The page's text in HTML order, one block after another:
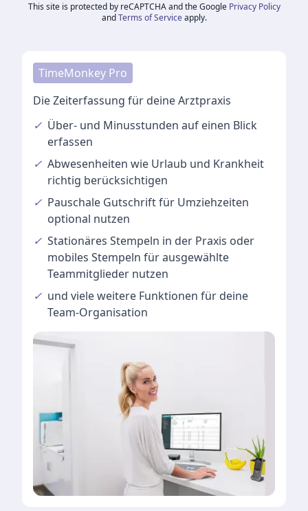
This site is protected by reCAPTCHA and the Google Privacy Policy
and Terms of Service apply.
TimeMonkey Pro
Die Zeiterfassung für deine Arztpraxis
✓ Über- und Minusstunden auf einen Blick
erfassen
✓ Abwesenheiten wie Urlaub und Krankheit
richtig berücksichtigen
✓ Pauschale Gutschriftfür Umziehzeiten
optional nutzen
✓ Stationäres Stempeln in der Praxis oder
mobiles Stempeln für ausgewählte
Teammitglieder nutzen
✓ und vieleweitere Funktionen für deine
Team-Organisation